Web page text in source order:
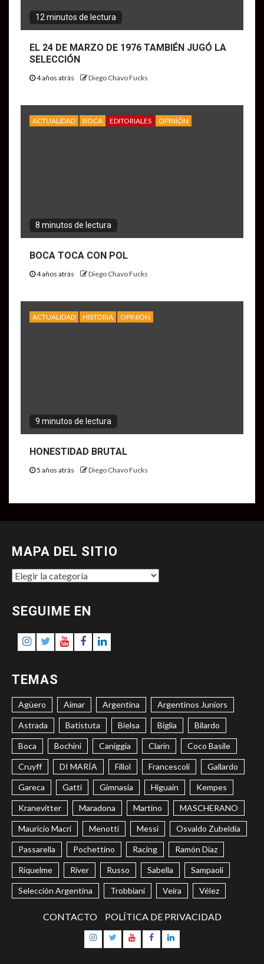
12 minutos de lectura
EL 24 DE MARZO DE 1976 TAMBIÉN JUGÓ LA
SELECCIÓN
4 años atrás Diego Chavo Fucks
ACTUALIDAD BOCA EDITORIALES OPINIÓN
8 minutos de lectura
BOCA TOCA CON POL
4 años atrás Diego Chavo Fucks
ACTUALIDAD HISTORIA OPINIÓN
9 minutos de lectura
HONESTIDAD BRUTAL
5 años atrás Diego Chavo Fucks
MAPA DEL SITIO
MAPA
SITIO
SEGUIME EN
Instagram
Twitter
Youtube
Facebook
LinkedIn
TEMAS
Agüero Aimar Argentina Argentinos Juniors
Astrada Batistuta Bielsa Biglia Bilardo
Boca Bochini Caniggia Clarín Coco Basile
Cruyff DI MARÍA Fillol Francescoli Gallardo
Gareca Gatti Gimnasia Higuaín Kempes
Kranevitter Maradona Martino MASCHERANO
Mauricio Macri Menotti Messi Osvaldo Zubeldía
Passarella Pochettino Racing Ramón Díaz
Riquelme River Russo Sabella Sampaoli
Selección Argentina Trobbiani Veira Vélez
CONTACTO POLÍTICA DE PRIVACIDAD
Instagram
Twitter
Youtube
Facebook
LinkedIn